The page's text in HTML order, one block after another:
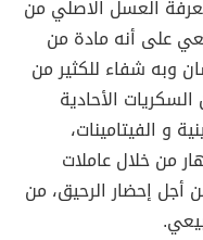
العسل الاصلي من
على أنه مادة من
وبه شفاء للكثير من
الأحادية
و الفيتامينات،
من خلال عاملات
أجل إحضار الرحيق، من